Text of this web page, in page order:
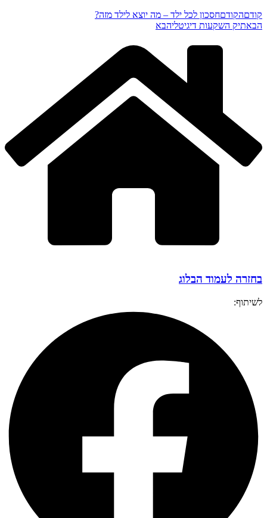
קודםהקודםחסכון לכל ילד – מה יוצא לילד מזה?
הבאתיק השקעות דיגיטליהבא
בחזרה לעמוד הבלוג
לשיתוף: